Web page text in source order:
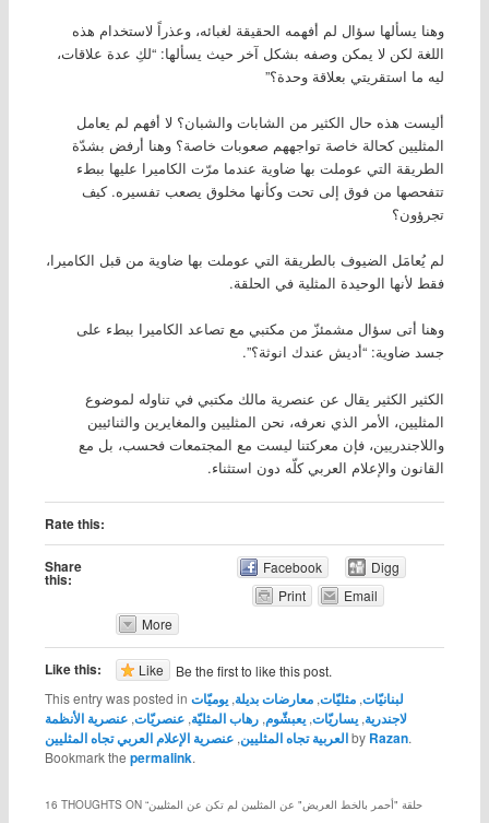
وهنا يسألها سؤال لم أفهمه الحقيقة لغبائه، وعذراً لاستخدام هذه
اللغة لكن لا يمكن وصفه بشكل آخر حيث يسألها: “لكِ عدة علاقات،
ليه ما استقريتي بعلاقة وحدة؟”
أليست هذه حال الكثير من الشابات والشبان؟ لا أفهم لم يعامل
المثليين كحالة خاصة تواجههم صعوبات خاصة؟ وهنا أرفض بشدّة
الطريقة التي عوملت بها ضاوية عندما مرّت الكاميرا عليها ببطء
تتفحصها من فوق إلى تحت وكأنها مخلوق يصعب تفسيره. كيف
تجرؤون؟
لم يُعامَل الضيوف بالطريقة التي عوملت بها ضاوية من قبل الكاميرا،
فقط لأنها الوحيدة المثلية في الحلقة.
وهنا أتى سؤال مشمئزّ من مكتبي مع تصاعد الكاميرا ببطء على
جسد ضاوية: “أديش عندك انوثة؟”.
الكثير الكثير يقال عن عنصرية مالك مكتبي في تناوله لموضوع
المثليين، الأمر الذي نعرفه، نحن المثليين والمغايرين والثنائيين
واللاجندريين، فإن معركتنا ليست مع المجتمعات فحسب، بل مع
القانون والإعلام العربي كلّه دون استثناء.
Rate this:
Share
this:
Facebook
Digg
Print
Email
More
Like this: Like
Be the first to like this post.
This entry was posted in
لبنانيّات,مثليّات,معارضات بديلة,يوميّات
لاجندرية,يساريّات,يعبشّوم,رهاب المثليّة,عنصريّات,عنصرية الأنظمة
العربية تجاه المثليين,عنصرية الإعلام العربي تجاه المثليين by Razan.
Bookmark the permalink.
16 THOUGHTS ON “حلقة "أحمر بالخط العريض" عن المثليين لم تكن عن المثليين